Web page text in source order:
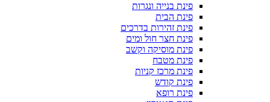
פינת בנייה ונגרות
פינת הבית
פינת זהירות בדרכים
פינת חצר חול ומים
פינת מוסיקה וקשב
פינת מטבח
פינת מרכז קניות
פינת קודש
פינת רופא